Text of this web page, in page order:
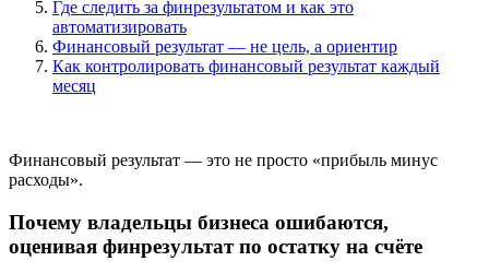
Где следить за финрезультатом и как это
автоматизировать
Финансовый результат — не цель, а ориентир
Как контролировать финансовый результат каждый
месяц
Финансовый результат — это не просто «прибыль минус
расходы».
Почему владельцы бизнеса ошибаются,
оценивая финрезультат по остатку на счёте